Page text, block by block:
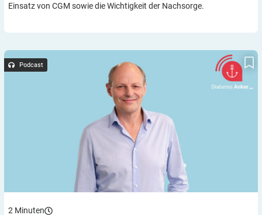
Einsatz von CGM sowie die Wichtigkeit der Nachsorge.
Diabetes-Anker-Podcast: Psychische Last durch Hyper- und
Hypoglykämien und Umgang mit Glukoseschwankungen – mit
Prof. Kulzer
Podcast
2 Minuten